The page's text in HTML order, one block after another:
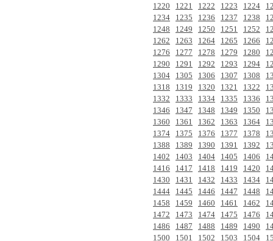
1220
1221 1222 1223 1224
1234
1235 1236 1237 1238
1248
1249 1250 1251 1252
1262
1263 1264 1265 1266
1276
1277 1278 1279 1280
1290
1291 1292 1293 1294
1304
1305 1306 1307 1308
1318
1319 1320 1321 1322
1332
1333 1334 1335 1336
1346
1347 1348 1349 1350
1360
1361 1362 1363 1364
1374
1375 1376 1377 1378
1388
1389 1390 1391 1392
1402
1403 1404 1405 1406
1416
1417 1418 1419 1420
1430
1431 1432 1433 1434
1444
1445 1446 1447 1448
1458
1459 1460 1461 1462
1472
1473 1474 1475 1476
1486
1487 1488 1489 1490
1500
1501 1502 1503 1504